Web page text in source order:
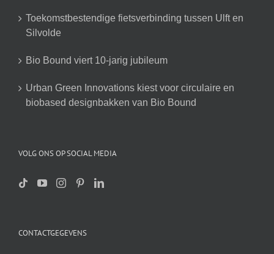
Toekomstbestendige fietsverbinding tussen Ulft en
Silvolde
Bio Bound viert 10-jarig jubileum
Urban Green Innovations kiest voor circulaire en
biobased designbakken van Bio Bound
VOLG ONS OP SOCIAL MEDIA
CONTACTGEGEVENS